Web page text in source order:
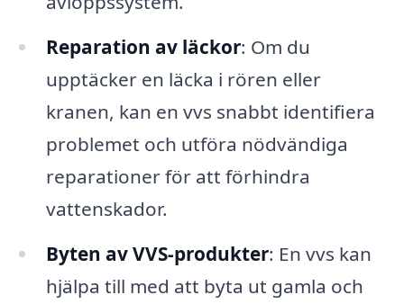
Reparation av läckor: Om du
upptäcker en läcka i rören eller
kranen, kan en vvs snabbt identifiera
problemet och utföra nödvändiga
reparationer för att förhindra
vattenskador.
Byten av VVS-produkter: En vvs kan
hjälpa till med att byta ut gamla och